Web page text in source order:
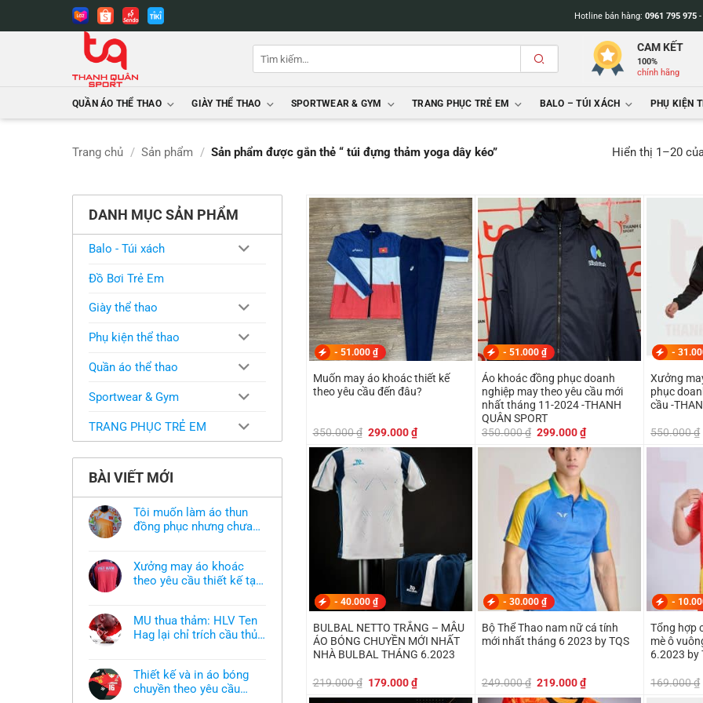
Hotline bán hàng: 0961 795 975-
Tìm
CAM KẾT
100%
chính hãng
QUẦN ÁO THỂ THAO GIÀY THỂ THAO SPORTWEAR & GYM TRANG PHỤC TRẺ EM BALO – TÚI XÁCH PHỤ KIỆN
Trang chủ / Sản phẩm / Sản phẩm được gắn thẻ “ túi đựng thảm yoga dây kéo” Hiển thị 1–20
DANH MỤC SẢN PHẨM
Balo - Túi xách
Đồ Bơi Trẻ Em
Giày thể thao
Phụ kiện thể thao
Quần áo thể thao
Sportwear & Gym
TRANG PHỤC TRẺ EM
BÀI VIẾT MỚI
Tôi muốn làm áo thun
đồng phục nhưng chưa
bình
luận
ở
áo
thun
đồng
có
mẫu
thì
Xưởng may áo khoác
theo yêu cầu thiết kế tại
bình
luận
ở
Xưởng
khoác
theo
yêu
MU thua thảm: HLV Ten
Hag lại chỉ trích cầu thủ,
bình
luận
ở
Thiết kế và in áo bóng
chuyền theo yêu cầu
- 51.000 ₫
Muốn may áo khoác thiết kế
theo yêu cầu đến đâu?
350.000₫ Giá
là:
350.000 ₫.
299.000₫Giá
hiện
là:
299.000 ₫.
- 51.000 ₫
Áo khoác đồng phục doanh
nghiệp may theo yêu cầu mới
nhất tháng 11-2024 -THANH
QUÂN SPORT
350.000₫ Giá
350.000 ₫.
299.000₫Giá
hiện
tại
là:
299.000 ₫.
-
Xưởng
phục
cầu -
550.000₫
- 40.000 ₫
BULBAL NETTO TRẮNG – MẪU
ÁO BÓNG CHUYỀN MỚI NHẤT
NHÀ BULBAL THÁNG 6.2023
219.000₫ Giá
179.000₫Giá
hiện
- 30.000 ₫
Bộ Thể Thao nam nữ cá tính
mới nhất tháng 6 2023 by TQS
249.000₫ Giá
219.000₫Giá
hiện
-
Tổng hợp
mè ô
6.2023 by
169.000₫